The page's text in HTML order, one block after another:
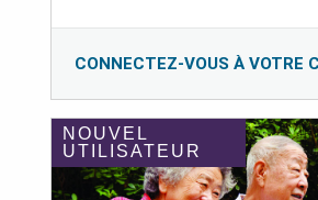
CONNECTEZ-VOUS À VOTRE
NOUVEL
UTILISATEUR